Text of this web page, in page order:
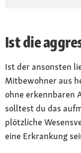
Ist die
Ist der ansonsten
Mitbewohner aus
ohne erkennbaren
solltest du das
plötzliche
eine Erkrankung